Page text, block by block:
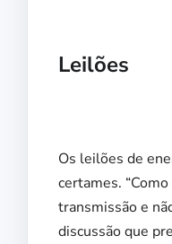
Leilões
Os leilões de
certames.
transmissão e
discussão que